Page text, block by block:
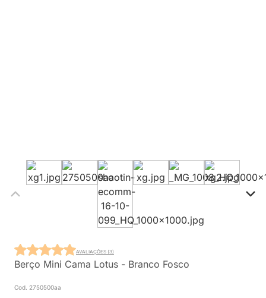
Berço Mini Cama Lotus - Branco Fosco
Cod. 2750500aa
AVALIAÇÕES (3)